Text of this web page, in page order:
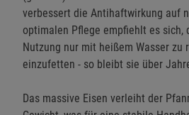
verbessert die Antihaftwirkung auf
optimalen Pflege empfiehlt es sich,
Nutzung nur mit heißem Wasser zu
einzufetten - so bleibt sie über
Das massive Eisen verleiht der